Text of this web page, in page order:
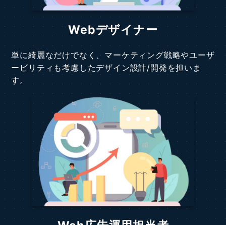
Webデザイナー
単に綺麗なだけでなく、マーケティング戦略やユーザ
ービリティも考慮したデザイン設計/開発を担いま
す。